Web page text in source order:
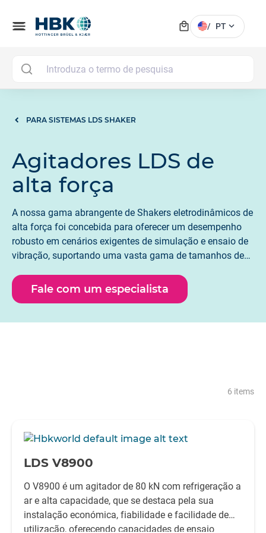
menu local_mall / PT expand_more
PARA SISTEMAS LDS SHAKER
Agitadores LDS de
alta força
A nossa gama abrangente de Shakers eletrodinâmicos de
alta força foi concebida para oferecer um desempenho
robusto em cenários exigentes de simulação e ensaio de
vibração, suportando uma vasta gama de tamanhos de
vibração de alta força e longa duração
Fale com um especialista
6 items
-
LDS V8900
O V8900 é um agitador de 80 kN com refrigeração a
ar e alta capacidade, que se destaca pela sua
instalação económica, fiabilidade e facilidade de
utilização, oferecendo capacidades de ensaio